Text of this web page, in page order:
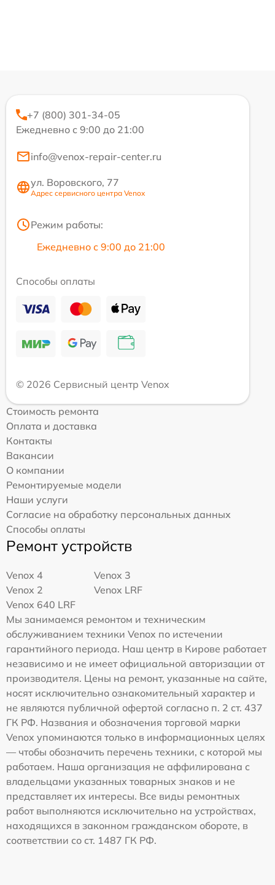
+7 (800) 301-34-05
Ежедневно с 9:00 до 21:00
info@venox-repair-center.ru
ул. Воровского, 77
Адрес сервисного центра Venox
Режим работы:
Ежедневно с 9:00 до 21:00
Способы оплаты
© 2026 Сервисный центр Venox
Стоимость ремонта
Оплата и доставка
Контакты
Вакансии
О компании
Ремонтируемые модели
Наши услуги
Согласие на обработку персональных данных
Способы оплаты
Ремонт устройств
Venox 4
Venox 3
Venox 2
Venox LRF
Venox 640 LRF
Мы занимаемся ремонтом и техническим
обслуживанием техники Venox по истечении
гарантийного периода. Наш центр в Кирове работает
независимо и не имеет официальной авторизации от
производителя. Цены на ремонт, указанные на сайте,
носят исключительно ознакомительный характер и
не являются публичной офертой согласно п. 2 ст. 437
ГК РФ. Названия и обозначения торговой марки
Venox упоминаются только в информационных целях
— чтобы обозначить перечень техники, с которой мы
работаем. Наша организация не аффилирована с
владельцами указанных товарных знаков и не
представляет их интересы. Все виды ремонтных
работ выполняются исключительно на устройствах,
находящихся в законном гражданском обороте, в
соответствии со ст. 1487 ГК РФ.